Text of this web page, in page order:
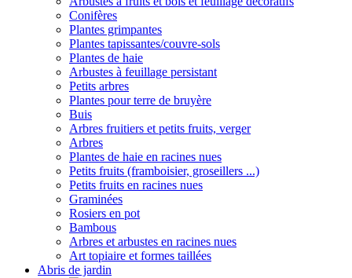
Conifères
Plantes grimpantes
Plantes tapissantes/couvre-sols
Plantes de haie
Arbustes à feuillage persistant
Petits arbres
Plantes pour terre de bruyère
Buis
Arbres fruitiers et petits fruits, verger
Arbres
Plantes de haie en racines nues
Petits fruits (framboisier, groseillers ...)
Petits fruits en racines nues
Graminées
Rosiers en pot
Bambous
Arbres et arbustes en racines nues
Art topiaire et formes taillées
Abris de jardin